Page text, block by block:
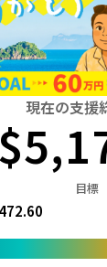
石川 福井
京都 大阪
岡山 広島
愛媛 高知
長崎
現在の支援
目標